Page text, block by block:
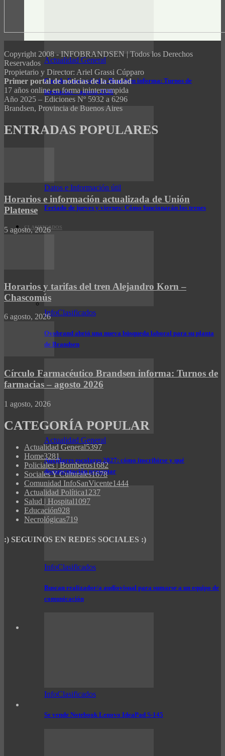
Actualidad General
Círculo Farmacéutico Brandsen informa: Turnos de
farmacias – agosto 2026
Datos e Información útil
Feriado de jueves y viernes: Cómo funcionarán los trenes
CLASIFICADOS
InfoClasificados
Ovobrand abrió una nueva búsqueda laboral para su planta
de Brandsen
Actualidad General
Auxiliares escolares 2027: cómo inscribirse y qué
documentación presentar
InfoClasificados
Buscan realizador/a audiovisual para sumarse a un equipo de
comunicación
InfoClasificados
Se vende Notebook Lenovo IdeaPad S-145
Copyright 2008 - INFOBRANDSEN | Todos los Derechos
Reservados
Propietario y Director: Ariel Grassi Cúpparo
Primer portal de noticias de la ciudad
17 años online en forma ininterrumpida
Año 2025 – Ediciones Nº 5932 a 6296
Brandsen, Provincia de Buenos Aires
ENTRADAS POPULARES
Horarios e información actualizada de Unión
Platense
5 agosto, 2026
Horarios y tarifas del tren Alejandro Korn –
Chascomús
6 agosto, 2026
Círculo Farmacéutico Brandsen informa: Turnos de
farmacias – agosto 2026
1 agosto, 2026
CATEGORÍA POPULAR
Actualidad General5397
Home3281
Policiales | Bomberos1682
Sociales Y Culturales1678
Comunidad InfoSanVicente1444
Actualidad Política1237
Salud | Hospital1097
Educación928
Necrológicas719
:) SEGUINOS EN REDES SOCIALES :)